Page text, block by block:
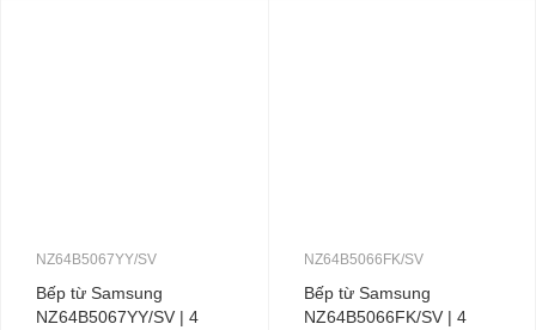
NZ64B5067YY/SV
Bếp từ Samsung
NZ64B5067YY/SV | 4
NZ64B5066FK/SV
Bếp từ Samsung
NZ64B5066FK/SV | 4